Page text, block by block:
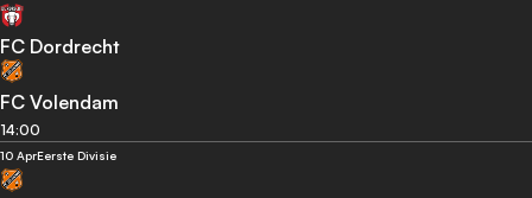
FC Dordrecht
FC Volendam
14:00
10 AprEerste Divisie